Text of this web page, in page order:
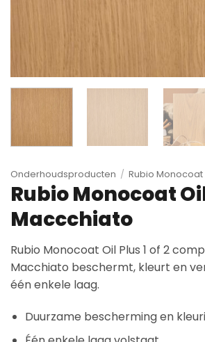
Onderhoudsproducten / Rubio Monocoat
Rubio Monocoat
Maccchiato
Rubio Monocoat Oil Plus 1 of 2
Macchiato beschermt, kleurt en
één enkele laag.
Duurzame bescherming en